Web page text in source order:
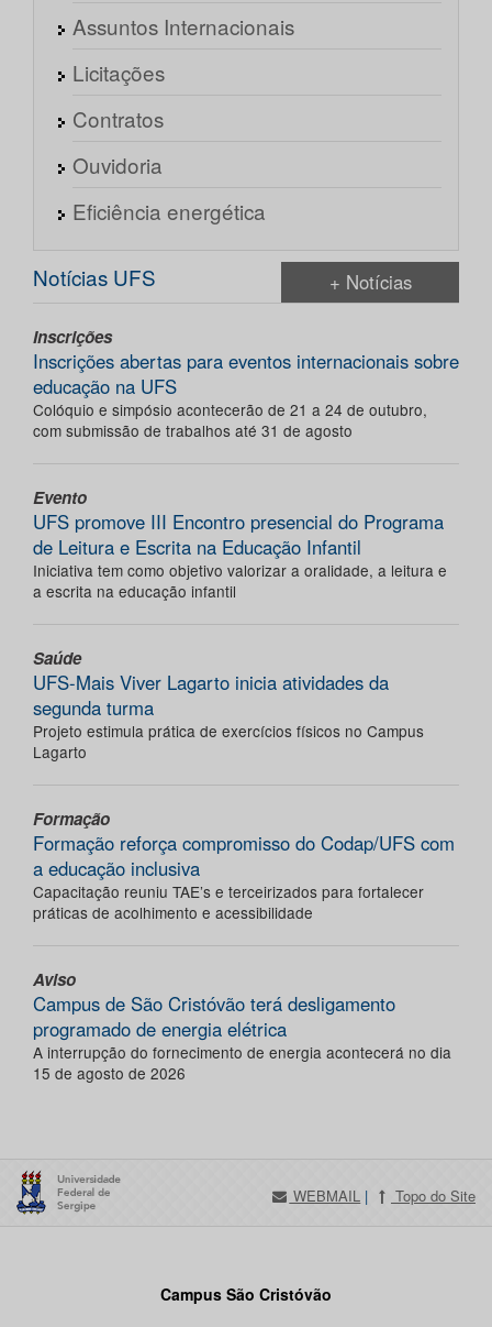
Assuntos Internacionais
Licitações
Contratos
Ouvidoria
Eficiência energética
Notícias UFS + Notícias
Inscrições
Inscrições abertas para eventos internacionais sobre
educação na UFS
Colóquio e simpósio acontecerão de 21 a 24 de outubro,
com submissão de trabalhos até 31 de agosto
Evento
UFS promove III Encontro presencial do Programa
de Leitura e Escrita na Educação Infantil
Iniciativa tem como objetivo valorizar a oralidade, a leitura e
a escrita na educação infantil
Saúde
UFS-Mais Viver Lagarto inicia atividades da
segunda turma
Projeto estimula prática de exercícios físicos no Campus
Lagarto
Formação
Formação reforça compromisso do Codap/UFS com
a educação inclusiva
Capacitação reuniu TAE’s e terceirizados para fortalecer
práticas de acolhimento e acessibilidade
Aviso
Campus de São Cristóvão terá desligamento
programado de energia elétrica
A interrupção do fornecimento de energia acontecerá no dia
15 de agosto de 2026
WEBMAIL | Topo do Site
Campus São Cristóvão